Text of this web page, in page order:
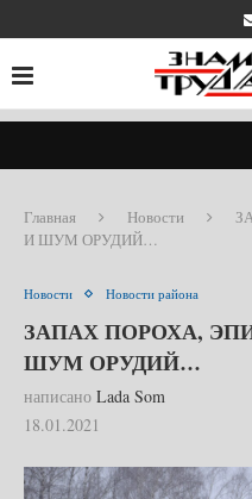
Главная Новости
И ШУМ ОРУДИЙ…
Новости Новости района
ЗАПАХ ПОРОХА,
ШУМ ОРУДИЙ…
написано Lada Som
18.01.2021